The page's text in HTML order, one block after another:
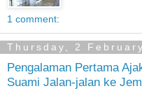
1 comment:
Thursday, 2
Pengalaman Pertama
Suami Jalan-jalan ke